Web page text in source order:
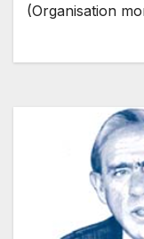
(Organisation